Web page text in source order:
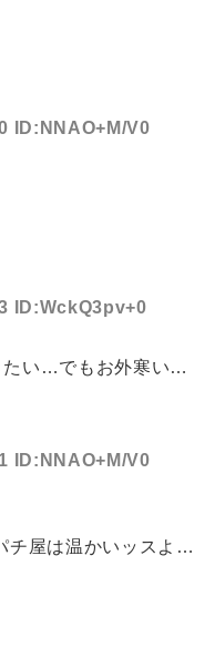
ID:NNAO+M/V0
ID:WckQ3pv+0
たい…でもお外寒い…
ID:NNAO+M/V0
チ屋は温かいッスよ…